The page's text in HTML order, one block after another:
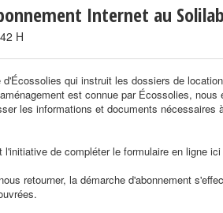
Internet au
H
qui instruit les dossiers de
est connue par Écossolies, nous
les informations et documents nécessaires
de compléter le formulaire en ligne ici
retourner, la démarche d'abonnement